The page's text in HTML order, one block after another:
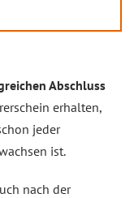
Abschluss
erhalten,
jeder
ist.
nach der